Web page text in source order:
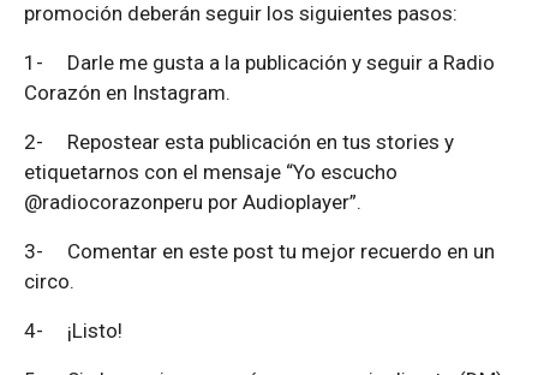
promoción deberán seguir los siguientes pasos:
1- Darle me gusta a la publicación y seguir a Radio
Corazón en Instagram.
2- Repostear esta publicación en tus stories y
etiquetarnos con el mensaje “Yo escucho
@radiocorazonperu por Audioplayer”.
3- Comentar en este post tu mejor recuerdo en un
circo.
4- ¡Listo!